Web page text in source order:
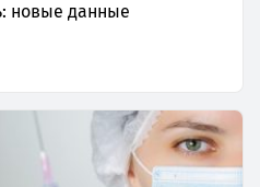
новые данные